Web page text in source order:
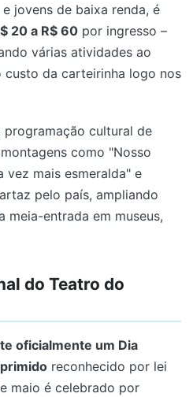
jovens de baixa renda, é
20 a R$ 60 por ingresso –
várias atividades ao
da carteirinha logo nos
programação cultural de
como "Nosso
vez mais esmeralda" e
pelo país, ampliando
meia-entrada em museus,
do Teatro do
oficialmente um Dia
reconhecido por lei
maio é celebrado por